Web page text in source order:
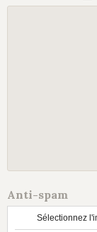
Anti-spam
Sélectionnez